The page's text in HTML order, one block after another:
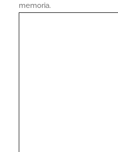
memoria.